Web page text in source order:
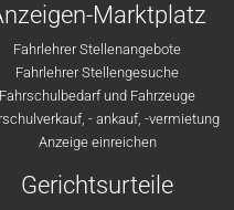
Marktplatz
Fahrlehrer Stellenangebote
Fahrlehrer Stellengesuche
Fahrschulbedarf und Fahrzeuge
- ankauf, -vermietung
Anzeige einreichen
Gerichtsurteile